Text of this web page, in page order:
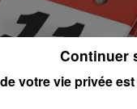
votre vie privée
Continuer